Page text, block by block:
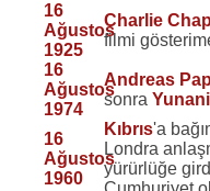
16
Ağustos
1925
Charlie
filmi
16
Ağustos
1974
Andreas
sonra
16
Ağustos
1960
Kıbrıs'a
Londra
yürürlüğe